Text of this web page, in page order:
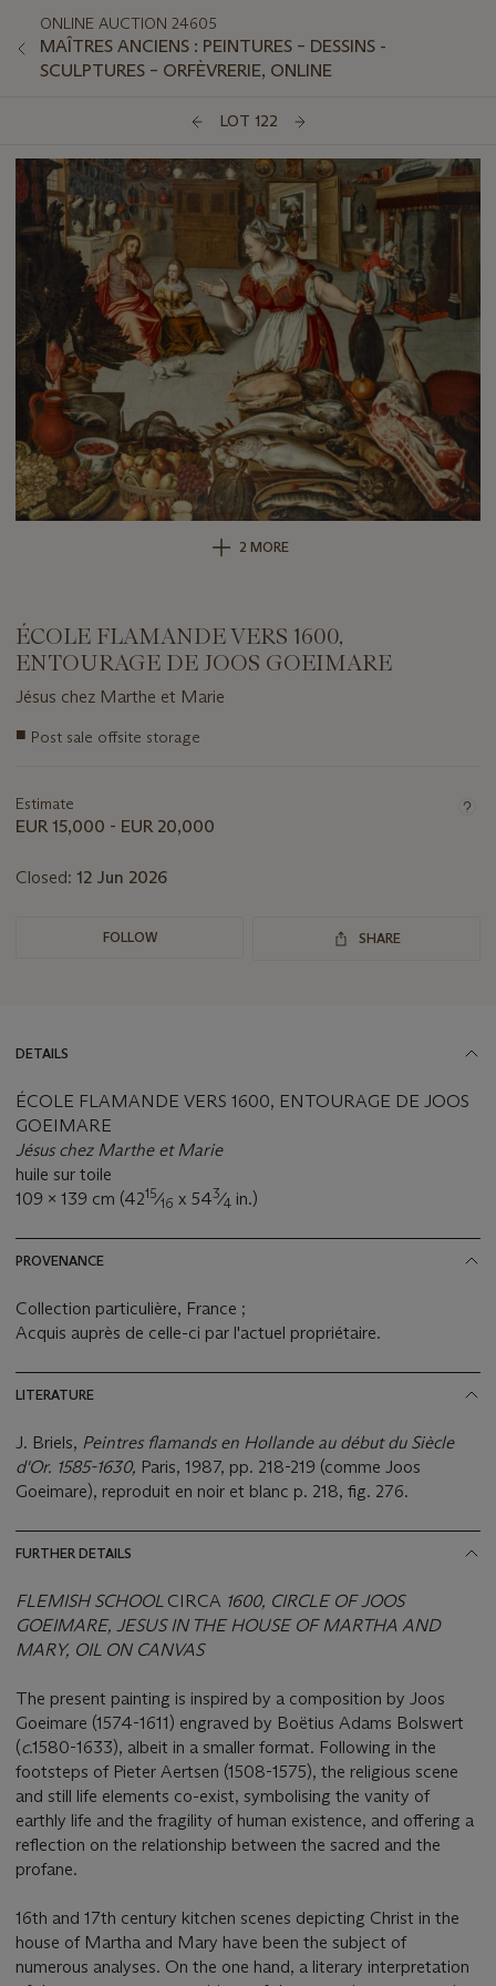
ONLINE AUCTION 24605
MAÎTRES ANCIENS : PEINTURES – DESSINS -
SCULPTURES – ORFÈVRERIE, ONLINE
LOT 122
2 MORE
ÉCOLE FLAMANDE VERS 1600,
ENTOURAGE DE JOOS GOEIMARE
Jésus chez Marthe et Marie
Important
lot
■ Post sale offsite storage
Estimate
EUR 15,000 - EUR 20,000
Closed: 12 Jun 2026
FOLLOW SHARE
DETAILS
ÉCOLE FLAMANDE VERS 1600, ENTOURAGE DE JOOS
GOEIMARE
Jésus chez Marthe et Marie
huile sur toile
109 x 139 cm (4215⁄16 x 543⁄4 in.)
PROVENANCE
Collection particulière, France ;
Acquis auprès de celle-ci par l'actuel propriétaire.
LITERATURE
J. Briels, Peintres flamands en Hollande au début du Siècle
d'Or. 1585-1630, Paris, 1987, pp. 218-219 (comme Joos
Goeimare), reproduit en noir et blanc p. 218, fig. 276.
FURTHER DETAILS
FLEMISH SCHOOL CIRCA 1600, CIRCLE OF JOOS
GOEIMARE, JESUS IN THE HOUSE OF MARTHA AND
MARY, OIL ON CANVAS
The present painting is inspired by a composition by Joos
Goeimare (1574-1611) engraved by Boëtius Adams Bolswert
(c.1580-1633), albeit in a smaller format. Following in the
footsteps of Pieter Aertsen (1508-1575), the religious scene
and still life elements co-exist, symbolising the vanity of
earthly life and the fragility of human existence, and offering a
reflection on the relationship between the sacred and the
profane.
16th and 17th century kitchen scenes depicting Christ in the
house of Martha and Mary have been the subject of
numerous analyses. On the one hand, a literary interpretation